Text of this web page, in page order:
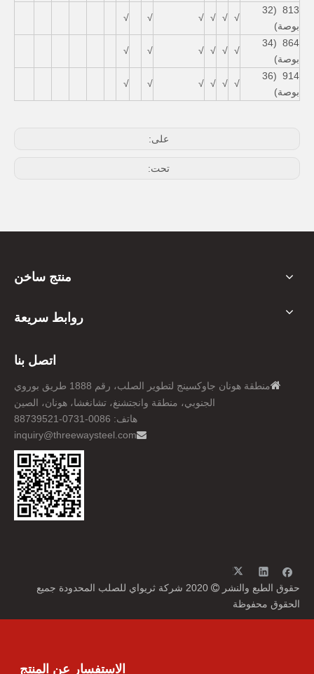
813 (32
بوصة)
√
√
√
√
√
√
864 (34
بوصة)
√
√
√
√
√
√
914 (36
بوصة)
√
√
√
√
√
√
على:
تحت:
منتج ساخن
روابط سريعة
اتصل بنا

منطقة هونان جاوكسينج لتطوير الصلب، رقم 1888 طريق بوروي
الجنوبي، منطقة وانجتشنغ، تشانغشا، هونان، الصين
هاتف: 0086-0731-88739521

inquiry@threewaysteel.com
حقوق الطبع والنشر 
2020 شركة ثريواي للصلب المحدودة جميع
الحقوق محفوظة
الاستفسار عن المنتج